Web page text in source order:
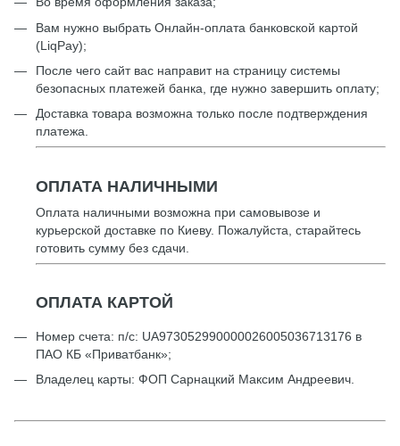
Вам нужно выбрать Онлайн-оплата банковской картой
(LiqPay);
После чего сайт вас направит на страницу системы
безопасных платежей банка, где нужно завершить оплату;
Доставка товара возможна только после подтверждения
платежа.
ОПЛАТА НАЛИЧНЫМИ
Оплата наличными возможна при самовывозе и
курьерской доставке по Киеву. Пожалуйста, старайтесь
готовить сумму без сдачи.
ОПЛАТА КАРТОЙ
Номер счета: п/с: UА973052990000026005036713176 в
ПАО КБ «Приватбанк»;
Владелец карты: ФОП Сарнацкий Максим Андреевич.